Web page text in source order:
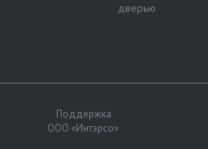
дверью
Поддержка
ООО «Интэрсо»